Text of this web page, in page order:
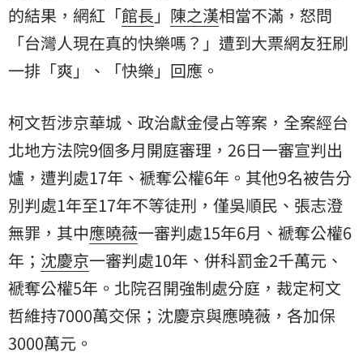
的結果，網紅「館長 」 陳之漢相當不滿，怒問
「台灣人現在真的快樂嗎？」遭到大票網友狂刷
一排「爽」、「快樂」回應。
柯文哲涉京華城、政治獻金侵占等案，全案經台
北地方法院9個多月開庭審理，26日一審宣判出
爐，遭判處17年、褫奪公權6年。其他9名被告分
別判處1年至17年不等徒刑，僅吳順民、張志澄
無罪，其中應曉薇一審判處15年6月、褫奪公權6
年； 沈慶京一審判處10年、併科罰金2千萬元、
褫奪公權5年。北院召開強制處分庭，裁定柯文
哲維持7000萬交保；沈慶京與應曉薇，各加保
3000萬元。